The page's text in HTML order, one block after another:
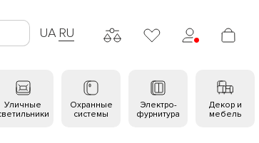
UA RU
Уличные
Охранные
системы
Электро-
фурнитура
Декор и
мебель